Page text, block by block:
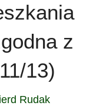
z
13)
Rudak